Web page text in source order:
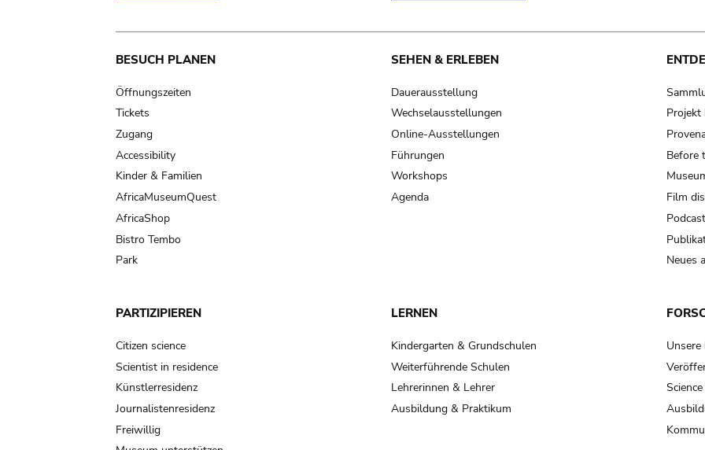
Main
navigation
BESUCH PLANEN
Öffnungszeiten
Tickets
Zugang
Accessibility
Kinder & Familien
AfricaMuseumQuest
AfricaShop
Bistro Tembo
Park
SEHEN & ERLEBEN
Dauerausstellung
Wechselausstellungen
Online-Ausstellungen
Führungen
Workshops
Agenda
Projekt
Before
Film
Neues
PARTIZIPIEREN
Citizen science
Scientist in residence
Künstlerresidenz
Journalistenresidenz
Freiwillig
LERNEN
Kindergarten & Grundschulen
Weiterführende Schulen
Lehrerinnen & Lehrer
Ausbildung & Praktikum